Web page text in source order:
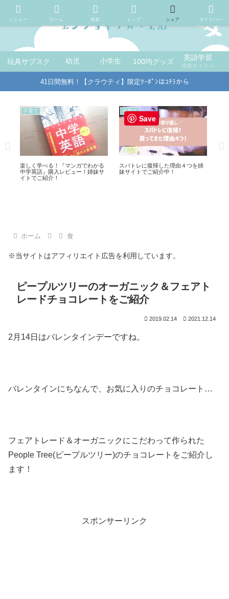
玩具サブスク 幼児 小学生 100均グッズ 英語学習
姉妹サイトへ
41日間無料！【クラウティ】限定ｸｰﾎﾟﾝはｺﾁﾗから
子育て
楽しく学べる！『マンガでわかる
中学英語』購入レビュー！姉妹サ
イトでご紹介！
子育て
スパトレに復帰した理由４つを姉
妹サイトでご紹介中！
ホーム 食
※当サイトはアフィリエイト広告を利用しています。
ピープルツリーのオーガニック＆フェアト
レードチョコレートをご紹介
2019.02.14 2021.12.14
2月14日はバレンタインデーですね。
バレンタインにちなんで、お気に入りのチョコレート…
フェアトレード＆オーガニックにこだわって作られた
People Tree(ピープルツリー)のチョコレートをご紹介し
ます！
スポンサーリンク
メニュー ホーム 検索 トップ シェア サイドバー
Save